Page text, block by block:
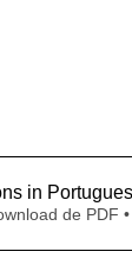
in
de PDF